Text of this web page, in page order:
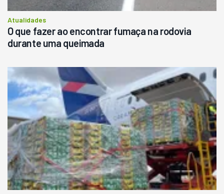
Atualidades
O que fazer ao encontrar fumaça na rodovia
durante uma queimada